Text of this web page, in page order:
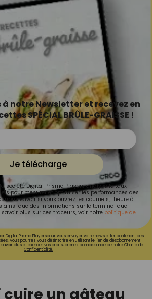
notre Newsletter et recevez en
SPÉCIAL BRÛLE-GRAISSE !
Je télécharge
société Digital Prisma Players analyse le taux
pour mesurer et optimiser les performances des
savoir si vous ouvrez les courriels, l'heure à
ainsi que des informations sur le terminal que
plus sur ces traceurs, voir notre politique de
Digital Prisma Playerspour vous envoyer votre newsletter contenant des
Vous pourrez vous désinscrire en utilisant le lien de désabonnement
plus et exercer vos droits, prenez connaissance de notreCharte de
Confidentialité.
cuire un gâteau